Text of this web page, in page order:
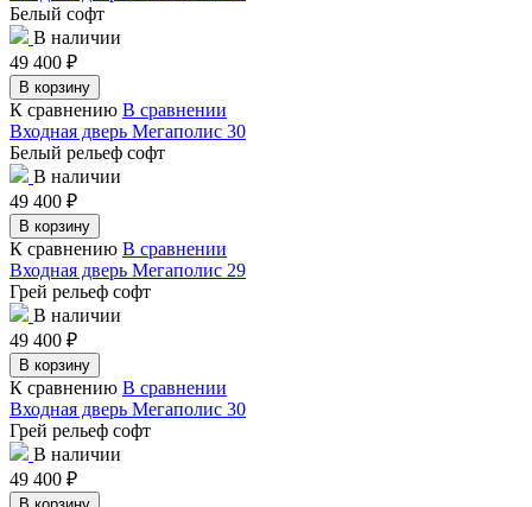
Белый софт
В наличии
49 400 ₽
В корзину
К сравнению В сравнении
Входная дверь Мегаполис 30
Белый рельеф софт
В наличии
49 400 ₽
В корзину
К сравнению В сравнении
Входная дверь Мегаполис 29
Грей рельеф софт
В наличии
49 400 ₽
В корзину
К сравнению В сравнении
Входная дверь Мегаполис 30
Грей рельеф софт
В наличии
49 400 ₽